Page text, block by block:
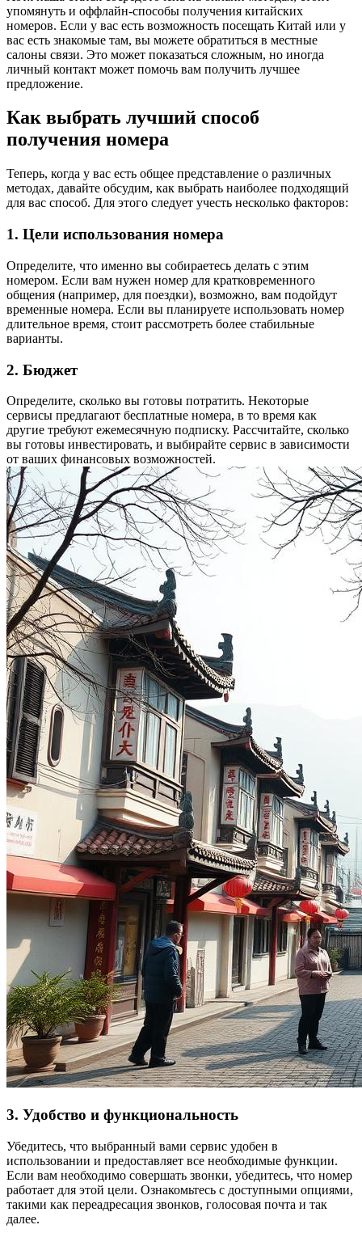
упомянуть и оффлайн-способы получения китайских
номеров. Если у вас есть возможность посещать Китай или у
вас есть знакомые там, вы можете обратиться в местные
салоны связи. Это может показаться сложным, но иногда
личный контакт может помочь вам получить лучшее
предложение.
Как выбрать лучший способ
получения номера
Теперь, когда у вас есть общее представление о различных
методах, давайте обсудим, как выбрать наиболее подходящий
для вас способ. Для этого следует учесть несколько факторов:
1. Цели использования номера
Определите, что именно вы собираетесь делать с этим
номером. Если вам нужен номер для кратковременного
общения (например, для поездки), возможно, вам подойдут
временные номера. Если вы планируете использовать номер
длительное время, стоит рассмотреть более стабильные
варианты.
2. Бюджет
Определите, сколько вы готовы потратить. Некоторые
сервисы предлагают бесплатные номера, в то время как
другие требуют ежемесячную подписку. Рассчитайте, сколько
вы готовы инвестировать, и выбирайте сервис в зависимости
от ваших финансовых возможностей.
3. Удобство и функциональность
Убедитесь, что выбранный вами сервис удобен в
использовании и предоставляет все необходимые функции.
Если вам необходимо совершать звонки, убедитесь, что номер
работает для этой цели. Ознакомьтесь с доступными опциями,
такими как переадресация звонков, голосовая почта и так
далее.